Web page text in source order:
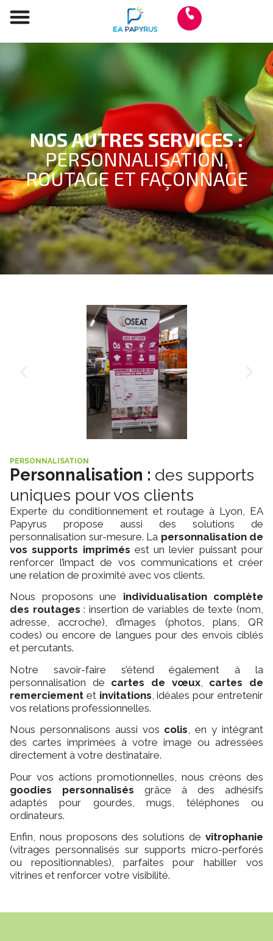
NOS AUTRES SERVICES :
PERSONNALISATION,
ROUTAGE ET FAÇONNAGE
PERSONNALISATION
Personnalisation : des supports
uniques pour vos clients
Experte du conditionnement et routage à Lyon, EA
Papyrus propose aussi des solutions de
personnalisation sur-mesure. La personnalisation de
vos supports imprimés est un levier puissant pour
renforcer l’impact de vos communications et créer
une relation de proximité avec vos clients.
Nous proposons une individualisation complète
des routages : insertion de variables de texte (nom,
adresse, accroche), d’images (photos, plans, QR
codes) ou encore de langues pour des envois ciblés
et percutants.
Notre savoir-faire s’étend également à la
personnalisation de cartes de vœux, cartes de
remerciement et invitations , idéales pour entretenir
vos relations professionnelles.
Nous personnalisons aussi vos colis, en y intégrant
des cartes imprimées à votre image ou adressées
directement à votre destinataire.
Pour vos actions promotionnelles, nous créons des
goodies personnalisés grâce à des adhésifs
adaptés pour gourdes, mugs, téléphones ou
ordinateurs.
Enfin, nous proposons des solutions de vitrophanie
(vitrages personnalisés sur supports micro-perforés
ou repositionnables), parfaites pour habiller vos
vitrines et renforcer votre visibilité.